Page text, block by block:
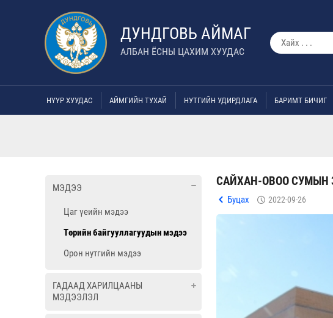
ДУНДГОВЬ АЙМАГ
АЛБАН ЁСНЫ ЦАХИМ ХУУДАС
НҮҮР ХУУДАС АЙМГИЙН ТУХАЙ НУТГИЙН УДИРДЛАГА БАРИМТ БИЧИГ
МЭДЭЭ
Цаг үеийн мэдээ
Төрийн байгууллагуудын мэдээ
Орон нутгийн мэдээ
ГАДААД ХАРИЛЦААНЫ
МЭДЭЭЛЭЛ
САЙХАН-ОВОО СУМЫН
Буцах 2022-09-26